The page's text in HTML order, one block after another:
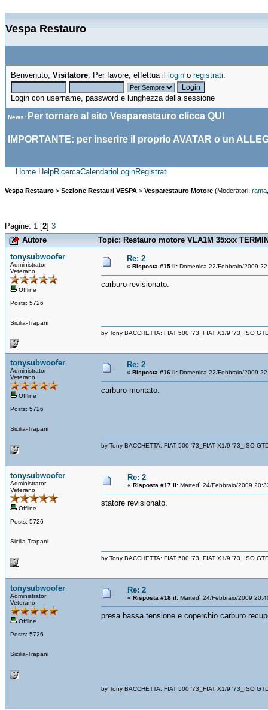
Vespa Restauro
Benvenuto, Visitatore. Per favore, effettua il login o registrati.
Login con username, password e lunghezza della sessione
News: Per tornare al sito Vesparestauro clicca QUI
IMPORTANTE: per inserire il proprio AVATAR o un
Home HelpRicercaCalendarioLoginRegistrati
Vespa Restauro > Sezione Restauri VESPA > Vesparestauro Motore (Moderatori: rama
Pagine: 1 [2] 3
Autore
Topic: Restauro motore VLA1M 35xxx
tonysubwoofer
Administrator
Veterano
Offline
Posts: 5726
Sicilia-Trapani
Re: 2
« Risposta #15 il: Domenica 22/Febbraio/2009
carburo revisionato.
by Tony BACCHETTA: FIAT 500 '73_FIAT X1/9 '73_ISO
tonysubwoofer
Administrator
Veterano
Offline
Posts: 5726
Sicilia-Trapani
Re: 2
« Risposta #16 il: Domenica 22/Febbraio/2009
carburo montato.
by Tony BACCHETTA: FIAT 500 '73_FIAT X1/9 '73_ISO
tonysubwoofer
Administrator
Veterano
Offline
Posts: 5726
Sicilia-Trapani
Re: 2
« Risposta #17 il: Martedì 24/Febbraio/2009
statore revisionato.
by Tony BACCHETTA: FIAT 500 '73_FIAT X1/9 '73_ISO
tonysubwoofer
Administrator
Veterano
Offline
Posts: 5726
Sicilia-Trapani
Re: 2
« Risposta #18 il: Martedì 24/Febbraio/2009
presa bassa tensione e coperchio carburo
by Tony BACCHETTA: FIAT 500 '73_FIAT X1/9 '73_ISO